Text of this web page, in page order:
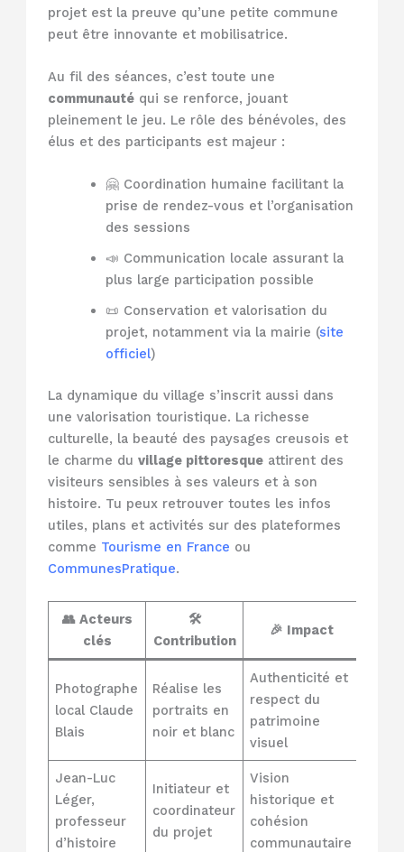
projet est la preuve qu’une petite commune
peut être innovante et mobilisatrice.
Au fil des séances, c’est toute une
communauté qui se renforce, jouant
pleinement le jeu. Le rôle des bénévoles, des
élus et des participants est majeur :
🤗 Coordination humaine facilitant la
prise de rendez-vous et l’organisation
des sessions
📣 Communication locale assurant la
plus large participation possible
📜 Conservation et valorisation du
projet, notamment via la mairie (site
officiel)
La dynamique du village s’inscrit aussi dans
une valorisation touristique. La richesse
culturelle, la beauté des paysages creusois et
le charme duvillage pittoresque attirent des
visiteurs sensibles à ses valeurs et à son
histoire. Tu peux retrouver toutes les infos
utiles, plans et activités sur des plateformes
comme Tourisme en France ou
CommunesPratique.
👥 Acteurs
clés
🛠
Contribution
🎉 Impact
Photographe
local Claude
Blais
Réalise les
portraits en
noir et blanc
Authenticité et
respect du
patrimoine
visuel
Jean-Luc
Léger,
professeur
d’histoire
Initiateur et
coordinateur
du projet
Vision
historique et
cohésion
communautaire